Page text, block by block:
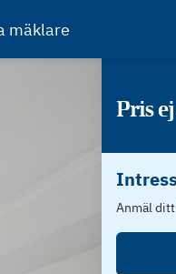
mäklare
Pris
Anmäl